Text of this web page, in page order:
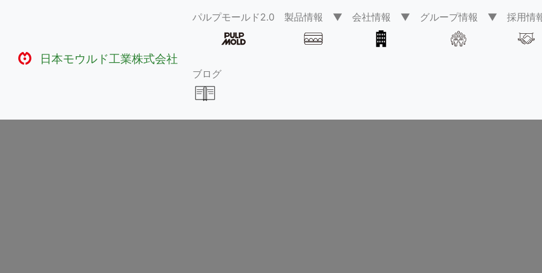
日本モウルド工業株式会社
パルプモールド2.0 製品情報 ▼ 会社情報 ▼ グループ情報 ▼ 採用情
ブログ